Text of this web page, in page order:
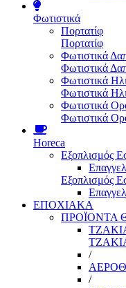
Φωτιστικά
Πορτατίφ
Πορτατίφ
Φωτιστικά
Φωτιστικά
Φωτιστικά
Φωτιστικά
Φωτιστικά
Φωτιστικά
Horeca
Εξοπλισμός
Εξοπλισμός
ΕΠΟΧΙΑΚΑ
ΠΡΟΪΟΝΤΑ
/
/